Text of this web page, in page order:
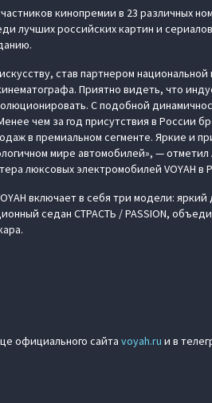
кинопремии в 23 различных
лучших российских картин и
став партнером
Приятно видеть, что
С подобной
чем за год присутствия в России
в премиальном сегменте. Яркие и
мире автомобилей», —
люксовых электромобилей VOYAH в
включает в себя три модели:
седан СТРАСТЬ / PASSION,
официального сайта voyah.ru и в